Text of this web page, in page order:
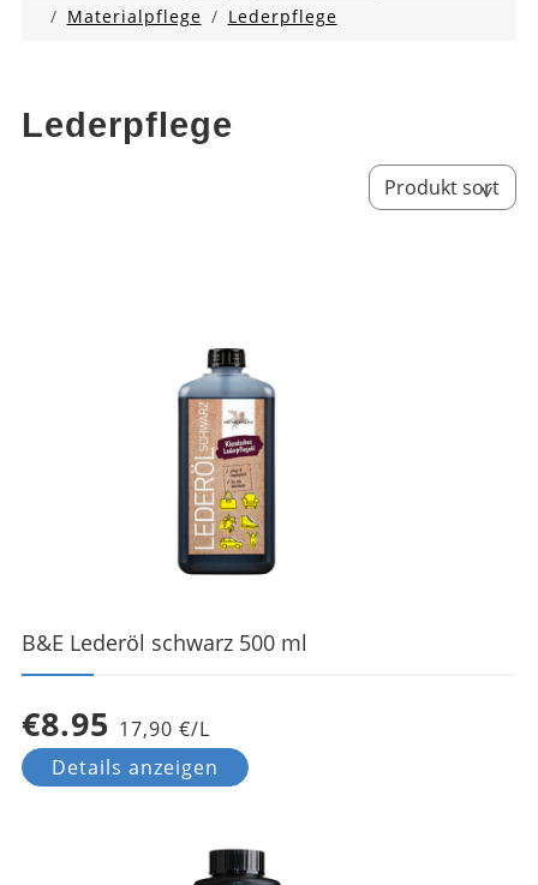
Materialpflege
Lederpflege
Lederpflege
Sort by
B&E Lederöl schwarz 500 ml
€8.95 17,90 €/L
Details anzeigen